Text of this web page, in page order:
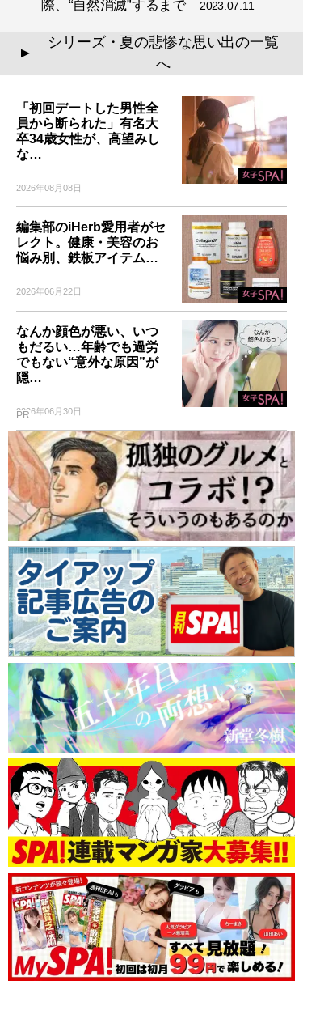
際、“自然消滅”するまで 2023.07.11
▲
シリーズ・夏の悲惨な思い出の一覧
へ
「初回デートした男性全
員から断られた」有名大
卒34歳女性が、高望みし
な…
2026年08月08日
編集部のiHerb愛用者がセ
レクト。健康・美容のお
悩み別、鉄板アイテム…
2026年06月22日
なんか顔色が悪い、いつ
もだるい…年齢でも過労
でもない“意外な原因”が
隠…
2026年06月30日
PR